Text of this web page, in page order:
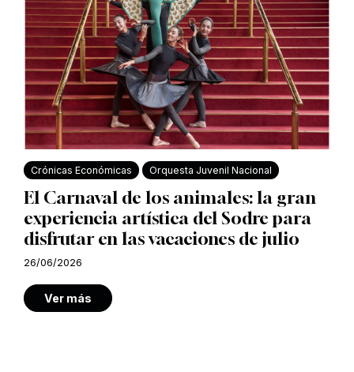
Crónicas Económicas Orquesta Juvenil Nacional
El Carnaval de los animales: la gran
experiencia artística del Sodre para
disfrutar en las vacaciones de julio
26/06/2026
Ver más